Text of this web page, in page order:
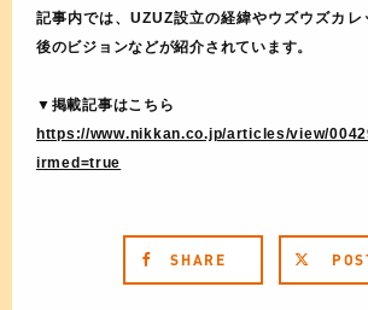
記事内では、UZUZ設立の経緯やウズウズカレ
後のビジョンなどが紹介されています。
▼掲載記事はこちら
https://www.nikkan.co.jp/articles/view/
irmed=true
SHARE